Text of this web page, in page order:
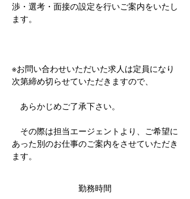
渉・選考・面接の設定を行いご案内をいたし
ます。
※お問い合わせいただいた求人は定員になり
次第締め切らせていただきますので、
あらかじめご了承下さい。
その際は担当エージェントより、ご希望に
あった別のお仕事のご案内をさせていただき
ます。
勤務時間